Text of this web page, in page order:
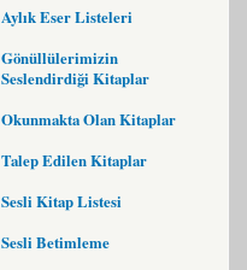
Aylık Eser Listeleri
Gönüllülerimizin
Seslendirdiği Kitaplar
Okunmakta Olan Kitaplar
Talep Edilen Kitaplar
Sesli Kitap Listesi
Sesli Betimleme